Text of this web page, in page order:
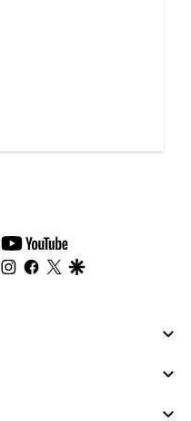
youtube-
footer
instagram
facebook
twitter